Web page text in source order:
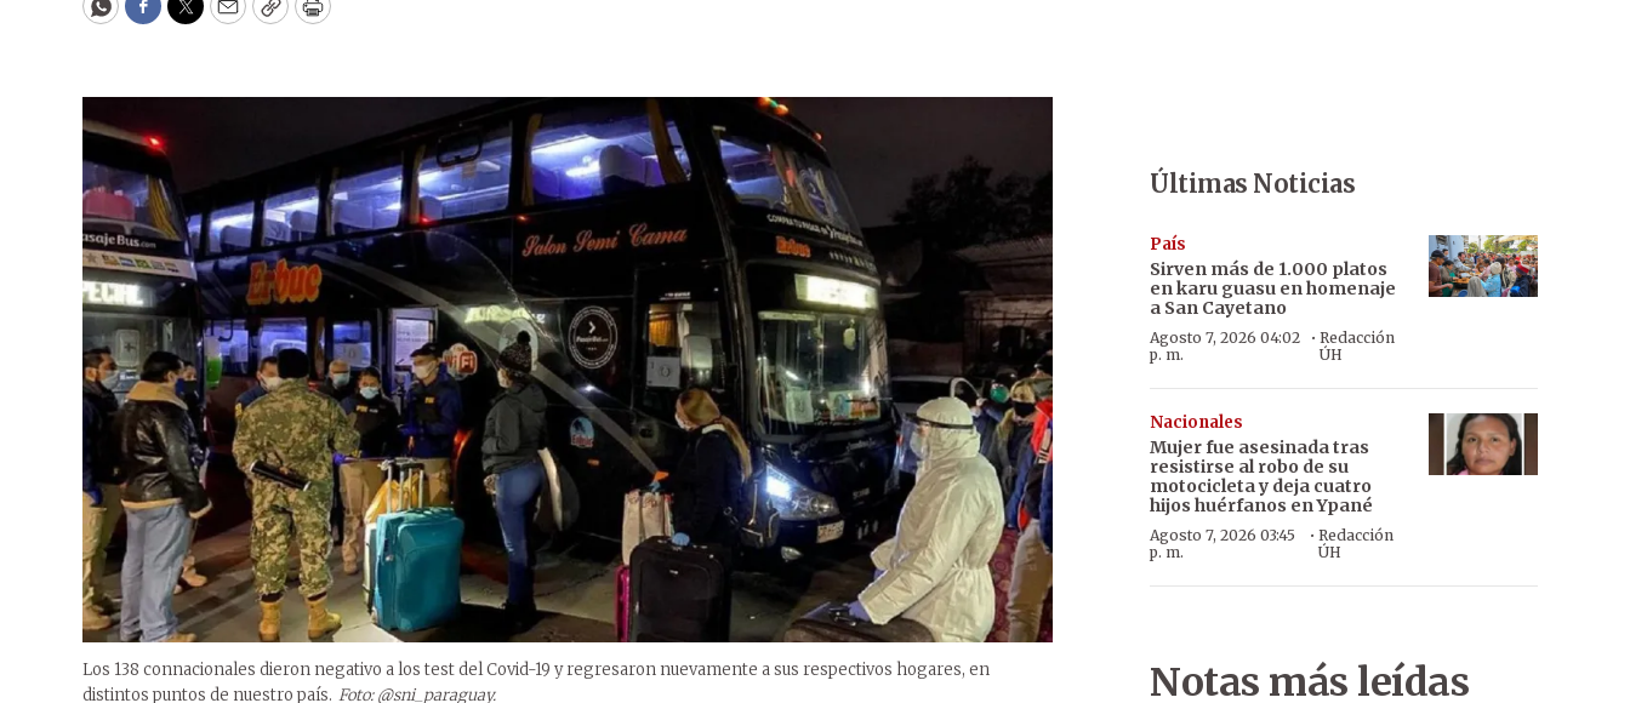
WhatsApp
Facebook
Twitter
EmailCopyPrint
Los 138 connacionales dieron negativo a los test del Covid-19 y regresaron nuevamente a sus respectivos hogares, en
distintos puntos de nuestro país. Foto: @sni_paraguay.
Últimas Noticias
País
Sirven más de 1.000 platos
en karu guasu en homenaje
a San Cayetano
Agosto 7, 2026 04:02
p. m.
· Redacción
ÚH
Nacionales
Mujer fue asesinada tras
resistirse al robo de su
motocicleta y deja cuatro
hijos huérfanos en Ypané
Agosto 7, 2026 03:45
p. m.
· Redacción
ÚH
Notas más leídas